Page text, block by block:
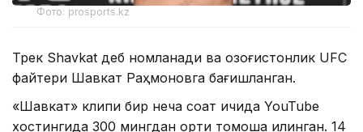
Фото: prosports.kz
Трек Shavkat деб номланади ва қозоғистонлик UFC
файтери Шавкат Раҳмоновга бағишланган.
«Шавкат» клипи бир неча соат ичида YouTube
хостингида 300 мингдан ортиқ томоша қилинган. 14